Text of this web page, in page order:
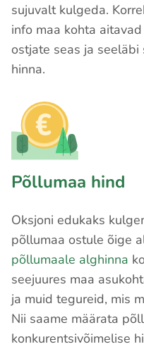
sujuvalt kulgeda.
info maa kohta
ostjate seas ja
hinna.
Põllumaa hind
Oksjoni edukaks
põllumaa ostule õige
põllumaale alghinna
seejuures maa
ja muid tegureid, mis
Nii saame määrata
konkurentsivõimelise